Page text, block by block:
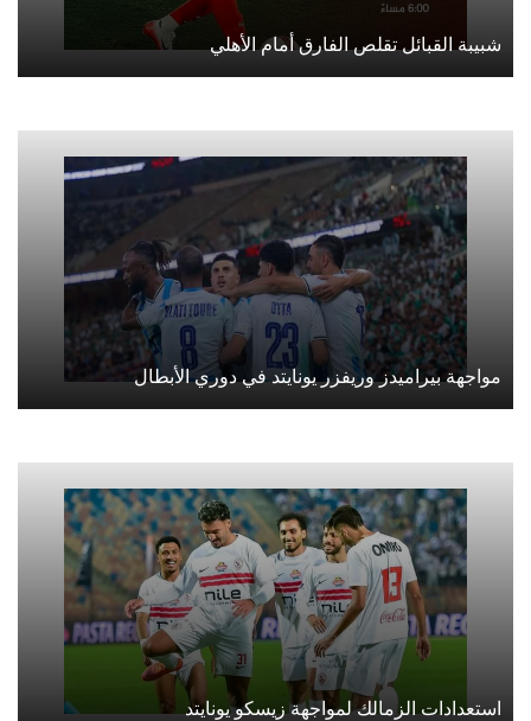
شبيبة القبائل تقلص الفارق أمام الأهلي
مواجهة بيراميدز وريفزر يونايتد في دوري الأبطال
استعدادات الزمالك لمواجهة زيسكو يونايتد